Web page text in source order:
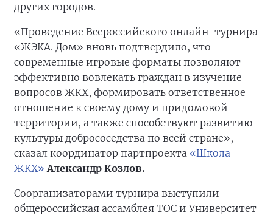
других городов.
«Проведение Всероссийского онлайн-турнира
«ЖЭКА. Дом» вновь подтвердило, что
современные игровые форматы позволяют
эффективно вовлекать граждан в изучение
вопросов ЖКХ, формировать ответственное
отношение к своему дому и придомовой
территории, а также способствуют развитию
культуры добрососедства по всей стране», —
сказал координатор партпроекта «Школа
ЖКХ» Александр Козлов.
Соорганизаторами турнира выступили
общероссийская ассамблея ТОС и Университет